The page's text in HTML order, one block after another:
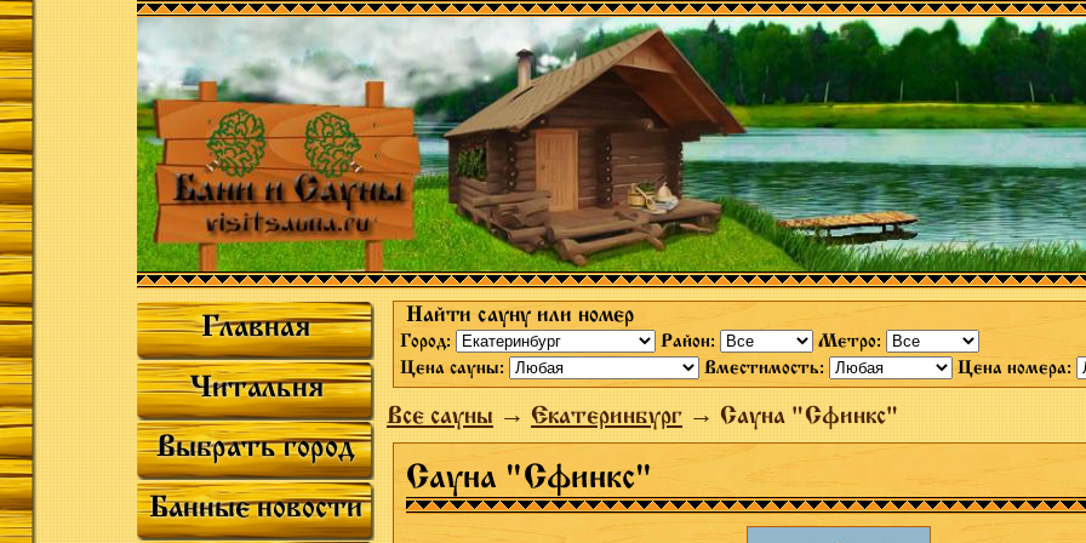
Главная
Читальня
Выбрать город
Банные новости
Найти сауну или номер
Город: Район:
Метро:
Цена сауны:
Вместимость: Цена номера:
Все сауны→Екатеринбург→ Сауна "Сфинкс"
Сауна "Сфинкс"